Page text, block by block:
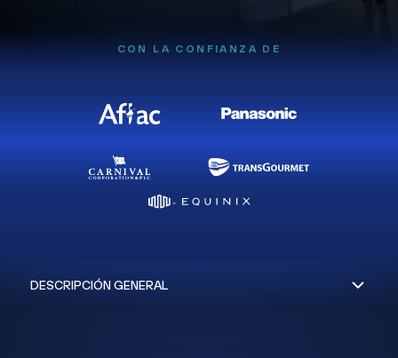
CON LA CONFIANZA DE